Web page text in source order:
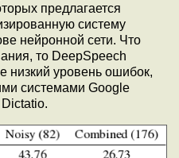
предлагается
систему
нейронной сети. Что
то DeepSpeech
низкий уровень ошибок,
системами Google